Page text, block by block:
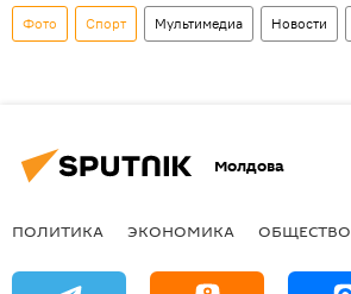
Фото Спорт Мультимедиа Новости
Молдова
ПОЛИТИКА ЭКОНОМИКА ОБЩЕСТВО